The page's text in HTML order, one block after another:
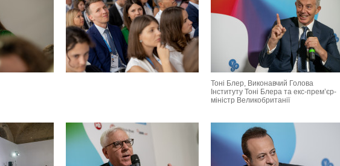
Тоні Блер, Виконавчий Голова
Інституту Тоні Блера та екс-прем’єр-
міністр Великобританії